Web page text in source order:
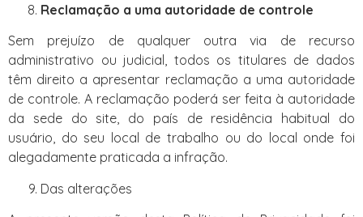
Reclamação a uma autoridade de controle
Sem prejuízo de qualquer outra via de recurso
administrativo ou judicial, todos os titulares de dados
têm direito a apresentar reclamação a uma autoridade
de controle. A reclamação poderá ser feita à autoridade
da sede do site, do país de residência habitual do
usuário, do seu local de trabalho ou do local onde foi
alegadamente praticada a infração.
Das alterações